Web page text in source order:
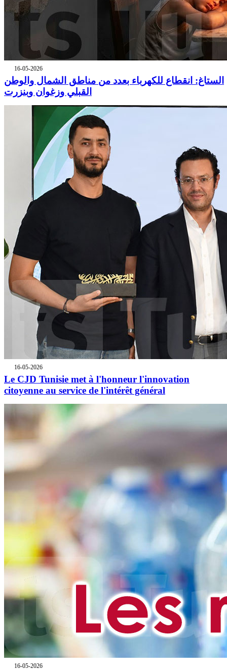
16-05-2026
الستاغ: انقطاع للكهرباء بعدد من مناطق الشمال والوطن
القبلي وزغوان وبنزرت
16-05-2026
Le CJD Tunisie met à l'honneur l'innovation
citoyenne au service de l'intérêt général
16-05-2026